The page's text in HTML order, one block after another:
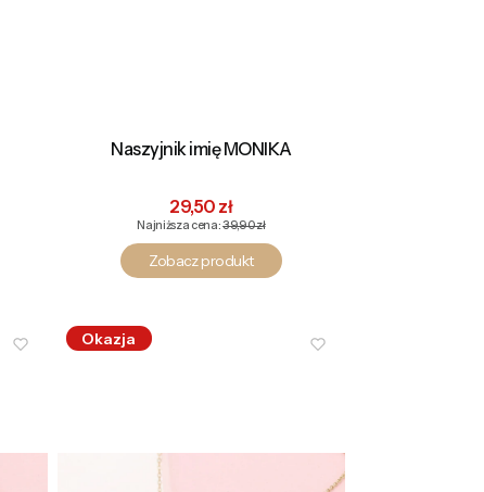
Naszyjnik imię MONIKA
Cena promocyjna
29,50 zł
Najniższa cena:39,90 zł
Zobacz produkt
Okazja